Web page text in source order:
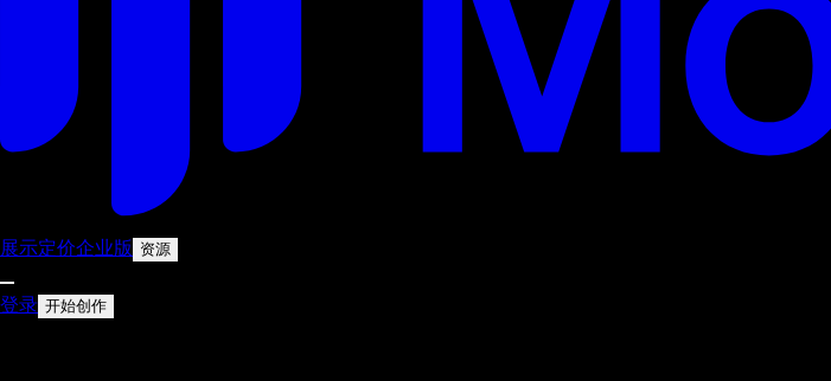
展示定价企业版 资源
登录 开始创作